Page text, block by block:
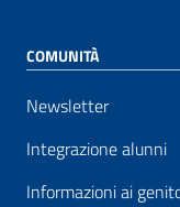
COMUNITÀ
Newsletter
Integrazione alunni
Informazioni ai